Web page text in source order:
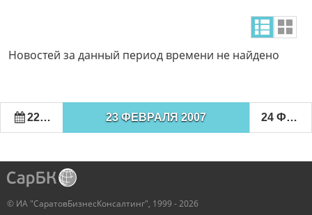
Новостей за данный период времени не найдено
22 ФЕВРАЛЯ 2007 23 ФЕВРАЛЯ 2007 24 ФЕВРАЛЯ 2007
© ИА "СаратовБизнесКонсалтинг", 1999 - 2026